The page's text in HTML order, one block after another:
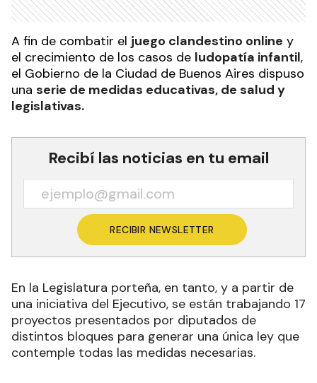
A fin de combatir el juego clandestino online y
el crecimiento de los casos de ludopatía infantil,
el Gobierno de la Ciudad de Buenos Aires dispuso
una serie de medidas educativas, de salud y
legislativas.
Recibí las noticias en tu email
RECIBIR NEWSLETTER
En la Legislatura porteña, en tanto, y a partir de
una iniciativa del Ejecutivo, se están trabajando 17
proyectos presentados por diputados de
distintos bloques para generar una única ley que
contemple todas las medidas necesarias.